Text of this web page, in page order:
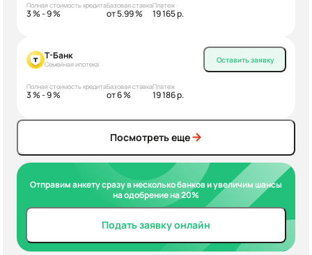
Полная стоимость кредита
3 % - 9 %
Базовая ставка
от 5.99 %
Платеж
19 165 р.
Т-Банк
Семейная ипотека
Полная стоимость кредита
3 % - 9 %
Базовая ставка
от 6 %
Платеж
19 186 р.
Оставить заявку
Посмотреть еще
Отправим анкету сразу в несколько банков и увеличим шансы
на одобрение на 20%
Подать заявку онлайн